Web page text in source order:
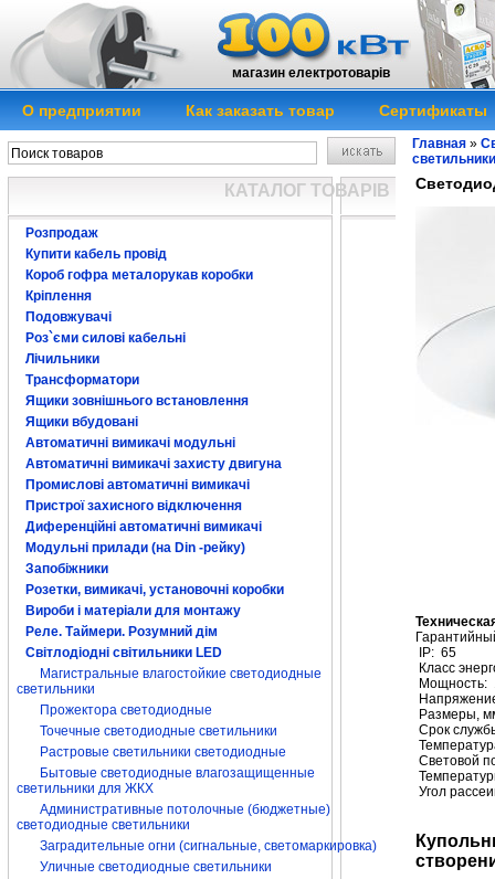
магазин електротоварів
О предприятии Как заказать товар Сертификаты
КАТАЛОГ ТОВАРІВ
Розпродаж
Купити кабель провід
Короб гофра металорукав коробки
Кріплення
Подовжувачі
Роз`єми силові кабельні
Лічильники
Трансформатори
Ящики зовнішнього встановлення
Ящики вбудовані
Автоматичні вимикачі модульні
Автоматичні вимикачі захисту двигуна
Промислові автоматичні вимикачі
Пристрої захисного відключення
Диференційні автоматичні вимикачі
Модульні прилади (на Din -рейку)
Запобіжники
Розетки, вимикачі, установочні коробки
Вироби і матеріали для монтажу
Реле. Таймери. Розумний дім
Світлодіодні світильники LED
Магистральные влагостойкие светодиодные
светильники
Прожектора светодиодные
Точечные светодиодные светильники
Растровые светильники светодиодные
Бытовые светодиодные влагозащищенные
светильники для ЖКХ
Административные потолочные (бюджетные)
светодиодные светильники
Заградительные огни (сигнальные, светомаркировка)
Уличные светодиодные светильники
Главная »
светильники
IP: 65
Класс
Мощность:
Размеры,
Срок
Световой
Угол